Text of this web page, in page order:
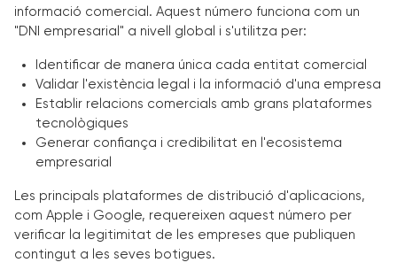
informació comercial. Aquest número funciona com un
"DNI empresarial" a nivell global i s'utilitza per:
Identificar de manera única cada entitat comercial
Validar l'existència legal i la informació d'una empresa
Establir relacions comercials amb grans plataformes
tecnològiques
Generar confiança i credibilitat en l'ecosistema
empresarial
Les principals plataformes de distribució d'aplicacions,
com Apple i Google, requereixen aquest número per
verificar la legitimitat de les empreses que publiquen
contingut a les seves botigues.